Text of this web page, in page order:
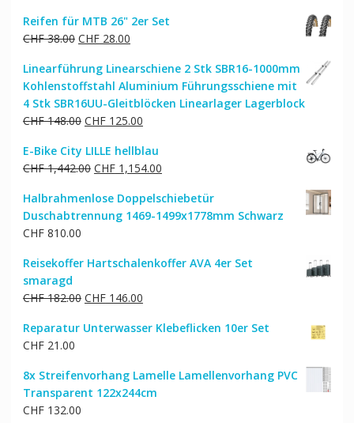
Reifen für MTB 26" 2er Set
CHF38.00 Ursprünglicher
war:
CHF 38.00
CHF28.00Aktueller
ist:
CHF 28.00.
Linearführung Linearschiene 2 Stk SBR16-1000mm
Kohlenstoffstahl Aluminium Führungsschiene mit
4 Stk SBR16UU-Gleitblöcken Linearlager Lagerblock
CHF148.00 Ursprünglicher
war:
CHF 148.00
CHF125.00Aktueller
ist:
CHF 125.00.
E-Bike City LILLE hellblau
CHF1,442.00 Ursprünglicher
war:
CHF 1,442.00
CHF1,154.00Aktueller
ist:
CHF 1,154.00.
Halbrahmenlose Doppelschiebetür
Duschabtrennung 1469-1499x1778mm Schwarz
CHF810.00
Reisekoffer Hartschalenkoffer AVA 4er Set
smaragd
CHF182.00 Ursprünglicher
war:
CHF146.00Aktueller
ist:
Reparatur Unterwasser Klebeflicken 10er Set
CHF21.00
8x Streifenvorhang Lamelle Lamellenvorhang PVC
Transparent 122x244cm
CHF132.00